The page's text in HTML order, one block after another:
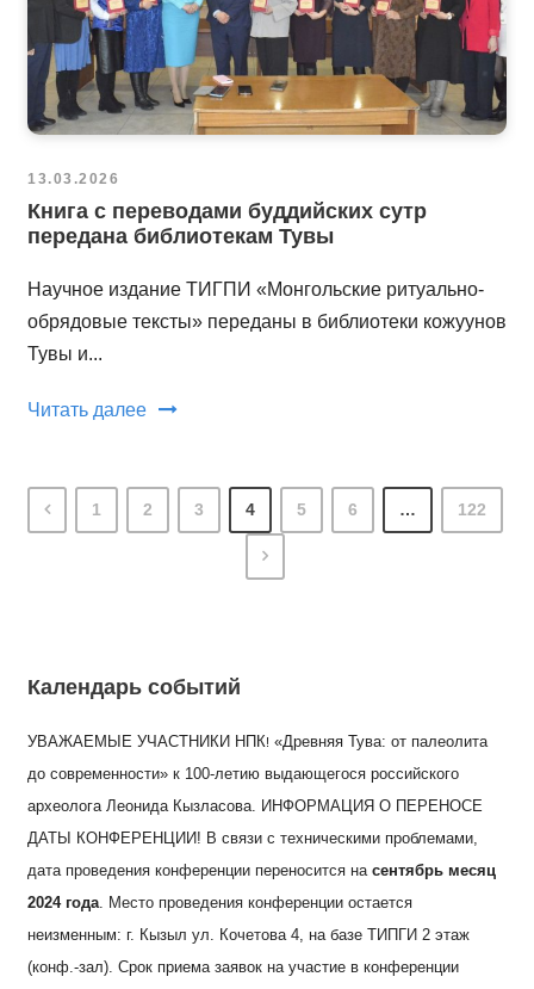
13.03.2026
Книга с переводами буддийских сутр
передана библиотекам Тувы
Научное издание ТИГПИ «Монгольские ритуально-
обрядовые тексты» переданы в библиотеки кожуунов
Тувы и...
Читать далее
1 2 3 4 5 6 … 122
Календарь событий
УВАЖАЕМЫЕ УЧАСТНИКИ НПК! «Древняя Тува: от палеолита
до современности» к 100-летию выдающегося российского
археолога Леонида Кызласова. ИНФОРМАЦИЯ О ПЕРЕНОСЕ
ДАТЫ КОНФЕРЕНЦИИ! В связи с техническими проблемами,
дата проведения конференции переносится на сентябрь месяц
2024 года. Место проведения конференции остается
неизменным: г. Кызыл ул. Кочетова 4, на базе ТИПГИ 2 этаж
(конф.-зал). Срок приема заявок на участие в конференции